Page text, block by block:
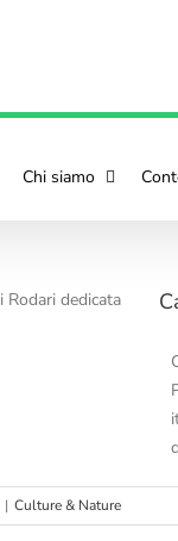
Chi siamo
| Culture & Nature